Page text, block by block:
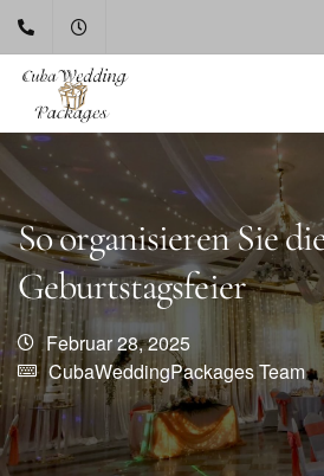
So organisieren Sie
Geburtstagsfeier
Februar 28, 2025
CubaWeddingPackages Team